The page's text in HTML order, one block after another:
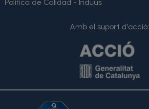
Política de Calidad - Induus
Amb el suport d'acció: